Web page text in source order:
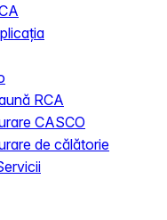
RCA
CASCO
de călătorie